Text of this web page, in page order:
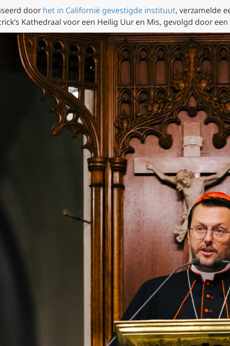
doorhet in Californië gevestigde instituut, verzamelde
Kathedraal voor een Heilig Uur en Mis, gevolgd door